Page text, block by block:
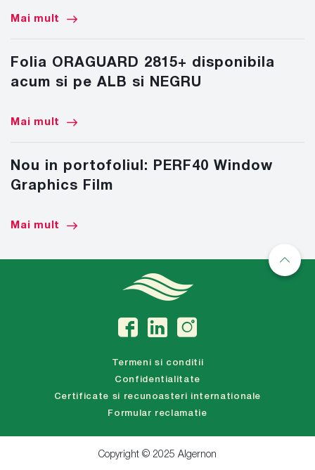
Mai mult
Folia ORAGUARD 2815+ disponibila
acum si pe ALB si NEGRU
Mai mult
Nou in portofoliul: PERF40 Window
Graphics Film
Mai mult
Termeni si conditii
Confidentialitate
Certificate si recunoasteri internationale
Formular reclamatie
Copyright © 2025 Algernon